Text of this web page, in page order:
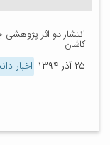
انتشار دو اثر
کاشان
۲۵ آذر ۱۳۹۴ اخبار